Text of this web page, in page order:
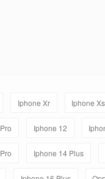
Iphone Xr Iphone
Iphone 12
Iphone 14 Plus